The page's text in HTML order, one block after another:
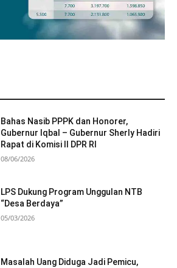
Bahas Nasib PPPK dan Honorer,
Gubernur Iqbal – Gubernur Sherly Hadiri
Rapat di Komisi II DPR RI
08/06/2026
LPS Dukung Program Unggulan NTB
“Desa Berdaya”
05/03/2026
Masalah Uang Diduga Jadi Pemicu,